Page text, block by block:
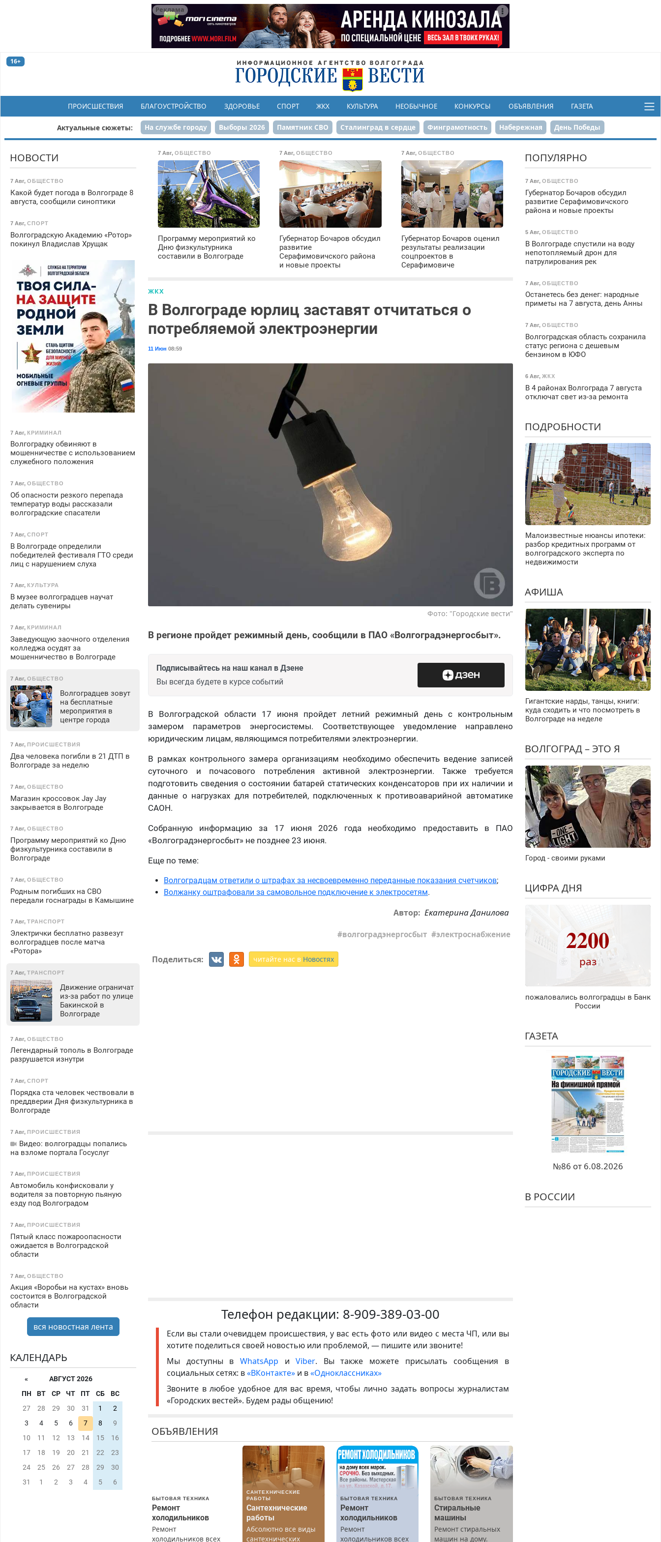
Реклама
16+
ПРОИСШЕСТВИЯ БЛАГОУСТРОЙСТВО ЗДОРОВЬЕ СПОРТ ЖКХ КУЛЬТУРА НЕОБЫЧНОЕ КОНКУРСЫ ОБЪЯВЛЕНИЯ ГАЗЕТА
Актуальные сюжеты: На службе городу Выборы 2026 Памятник СВО Сталинград в сердце Финграмотность Набережная День Победы
Реконструкция ЦПКиО 80-летие Победы Парк Героев-летчиков
7 Авг,ОБЩЕСТВО
Программу мероприятий ко
Дню физкультурника
составили в Волгограде
7 Авг,ОБЩЕСТВО
Губернатор Бочаров обсудил
развитие
Серафимовичского района
и новые проекты
7 Авг, ОБЩЕСТВО
Губернатор Бочаров оценил
результаты реализации
соцпроектов в
Серафимовиче
ЖКХ
В Волгограде юрлиц заставят отчитаться о
потребляемой электроэнергии
11 Июн 08:59
Фото: "Городские вести"
В регионе пройдет режимный день, сообщили в ПАО «Волгоградэнергосбыт».
Подписывайтесь на наш канал в Дзене
Вы всегда будете в курсе событий
В Волгоградской области 17 июня пройдет летний режимный день с контрольным
замером параметров энергосистемы. Соответствующее уведомление направлено
юридическим лицам, являющимся потребителями электроэнергии.
В рамках контрольного замера организациям необходимо обеспечить ведение записей
суточного и почасового потребления активной электроэнергии. Также требуется
подготовить сведения о состоянии батарей статических конденсаторов при их наличии и
данные о нагрузках для потребителей, подключенных к противоаварийной автоматике
САОН.
Собранную информацию за 17 июня 2026 года необходимо предоставить в ПАО
«Волгоградэнергосбыт» не позднее 23 июня.
Еще по теме:
Волгоградцам ответили о штрафах за несвоевременно переданные показания счетчиков;
Волжанку оштрафовали за самовольное подключение к электросетям.
Автор: Екатерина Данилова
волгоградэнергосбыт электроснабжение
Поделиться: читайте нас в Новостях
Телефон редакции: 8-909-389-03-00
Если вы стали очевидцем происшествия, у вас есть фото или видео с места ЧП, или вы
хотите поделиться своей новостью или проблемой, — пишите или звоните!
Мы доступны в WhatsApp иViber. Вы также можете присылать сообщения в
социальных сетях: в«ВКонтакте» и в«Одноклассниках»
Звоните в любое удобное для вас время, чтобы лично задать вопросы журналистам
«Городских вестей». Будем рады общению!
ОБЪЯВЛЕНИЯ
БЫТОВАЯ ТЕХНИКА
Ремонт
холодильников
Ремонт
холодильников всех
САНТЕХНИЧЕСКИЕ
РАБОТЫ
Сантехнические
работы
Абсолютно все виды
сантехнических
БЫТОВАЯ ТЕХНИКА
Ремонт
холодильников
Ремонт
холодильников всех
БЫТОВАЯ ТЕХНИКА
Стиральные
машины
Ремонт стиральных
машин на дому.
НОВОСТИ
7 Авг, ОБЩЕСТВО
Какой будет погода в Волгограде 8
августа, сообщили синоптики
7 Авг, СПОРТ
Волгоградскую Академию «Ротор»
покинул Владислав Хрущак
7 Авг, КРИМИНАЛ
Волгоградку обвиняют в
мошенничестве с использованием
служебного положения
7 Авг, ОБЩЕСТВО
Об опасности резкого перепада
температур воды рассказали
волгоградские спасатели
7 Авг, СПОРТ
В Волгограде определили
победителей фестиваля ГТО среди
лиц с нарушением слуха
7 Авг, КУЛЬТУРА
В музее волгоградцев научат
делать сувениры
7 Авг, КРИМИНАЛ
Заведующую заочного отделения
колледжа осудят за
мошенничество в Волгограде
7 Авг, ОБЩЕСТВО
Волгоградцев зовут
на бесплатные
мероприятия в
центре города
7 Авг, ПРОИСШЕСТВИЯ
Два человека погибли в 21 ДТП в
Волгограде за неделю
7 Авг, ОБЩЕСТВО
Магазин кроссовок Jay Jay
закрывается в Волгограде
7 Авг, ОБЩЕСТВО
Программу мероприятий ко Дню
физкультурника составили в
Волгограде
7 Авг, ОБЩЕСТВО
Родным погибших на СВО
передали госнаграды в Камышине
7 Авг, ТРАНСПОРТ
Электрички бесплатно развезут
волгоградцев после матча
«Ротора»
7 Авг, ТРАНСПОРТ
Движение ограничат
из-за работ по улице
Бакинской в
Волгограде
7 Авг, ОБЩЕСТВО
Легендарный тополь в Волгограде
разрушается изнутри
7 Авг, СПОРТ
Порядка ста человек чествовали в
преддверии Дня физкультурника в
Волгограде
7 Авг, ПРОИСШЕСТВИЯ
Видео: волгоградцы попались
на взломе портала Госуслуг
7 Авг, ПРОИСШЕСТВИЯ
Автомобиль конфисковали у
водителя за повторную пьяную
езду под Волгоградом
7 Авг, ПРОИСШЕСТВИЯ
Пятый класс пожароопасности
ожидается в Волгоградской
области
7 Авг, ОБЩЕСТВО
Акция «Воробьи на кустах» вновь
состоится в Волгоградской
области
вся новостная лента
КАЛЕНДАРЬ
«
АВГУСТ 2026
ПН
ВТ СР ЧТ ПТ СБ
ВС
27
28 29 30 31 1
2
3
4 5 6 7 8
9
10
11 12 13 14 15
16
17
18 19 20 21 22
23
24
25 26 27 28 29
30
31
1 2 3 4 5 6
ПОПУЛЯРНО
7 Авг, ОБЩЕСТВО
Губернатор Бочаров обсудил
развитие Серафимовичского
района и новые проекты
5 Авг, ОБЩЕСТВО
В Волгограде спустили на воду
непотопляемый дрон для
патрулирования рек
7 Авг, ОБЩЕСТВО
Останетесь без денег: народные
приметы на 7 августа, день Анны
7 Авг, ОБЩЕСТВО
Волгоградская область сохранила
статус региона с дешевым
бензином в ЮФО
6 Авг, ЖКХ
В 4 районах Волгограда 7 августа
отключат свет из-за ремонта
ПОДРОБНОСТИ
Малоизвестные нюансы ипотеки:
разбор кредитных программ от
волгоградского эксперта по
недвижимости
АФИША
Гигантские нарды, танцы, книги:
куда сходить и что посмотреть в
Волгограде на неделе
ВОЛГОГРАД – ЭТО Я
Город - своими руками
ЦИФРА ДНЯ
2200
раз
пожаловались волгоградцы в Банк
России
ГАЗЕТА
№86 от 6.08.2026
В РОССИИ